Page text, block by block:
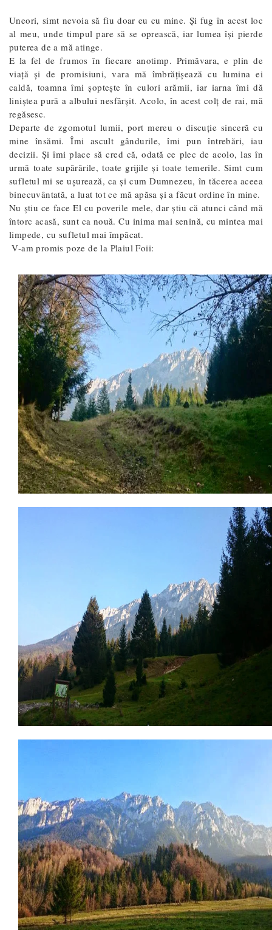
Uneori, simt nevoia să fiu doar eu cu mine. Și fug în acest loc
al meu, unde timpul pare să se oprească, iar lumea își pierde
puterea de a mă atinge.
E la fel de frumos în fiecare anotimp. Primăvara, e plin de
viață și de promisiuni, vara mă îmbrățișează cu lumina ei
caldă, toamna îmi șoptește în culori arămii, iar iarna îmi dă
liniștea pură a albului nesfârșit. Acolo, în acest colț de rai, mă
regăsesc.
Departe de zgomotul lumii, port mereu o discuție sinceră cu
mine însămi. Îmi ascult gândurile, îmi pun întrebări, iau
decizii. Și îmi place să cred că, odată ce plec de acolo, las în
urmă toate supărările, toate grijile și toate temerile. Simt cum
sufletul mi se ușurează, ca și cum Dumnezeu, în tăcerea aceea
binecuvântată, a luat tot ce mă apăsa și a făcut ordine în mine.
Nu știu ce face El cu poverile mele, dar știu că atunci când mă
întorc acasă, sunt ca nouă. Cu inima mai senină, cu mintea mai
limpede, cu sufletul mai împăcat.
V-am promis poze de la Plaiul Foii: